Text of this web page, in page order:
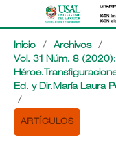
Inicio / Archivos
/
Vol. 31 Núm. 8
Ed. y Dir.María Laura
/
ARTÍCULOS